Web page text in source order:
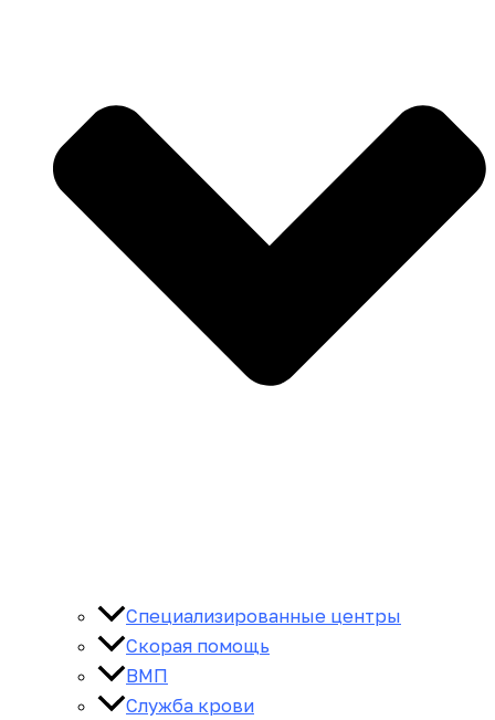
Специализированные центры
Скорая помощь
ВМП
Служба крови